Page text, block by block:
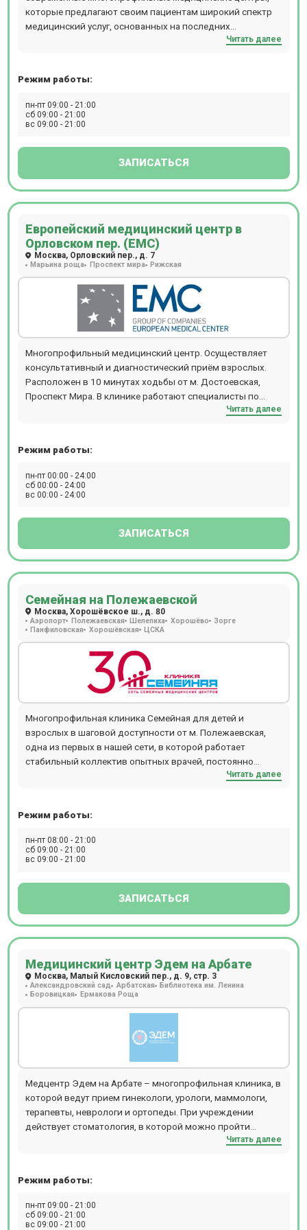
получить современный протокол лечения. Врачи
составляют схемы лечения, опираясь на анамнез,
возраст, пол, антропометрические показатели и другие
программы диспансеризации, рассчитанные на
новорожденных до пожилых людей. Полное
поликлиническое обслуживание, предлагаемое клиникой
которые предлагают своим пациентам широкий спектр
медицинский услуг, основанных на последних
достижениях медицины и стандартах. Приоритетными
ведут прием дерматологи, терапевты, выполняют все
оборудовании.
Читать далее
Режим работы:
пн-пт 09:00 - 21:00
сб 09:00 - 21:00
вс 09:00 - 21:00
ЗАПИСАТЬСЯ
Европейский медицинский центр в
Орловском пер. (ЕМС)
Москва, Орловский пер., д. 7
Марьина роща Проспект мира Рижская
Многопрофильный медицинский центр. Осуществляет
консультативный и диагностический приём взрослых.
Расположен в 10 минутах ходьбы от м. Достоевская,
Проспект Мира. В клинике работают специалисты по
Читать далее
Режим работы:
пн-пт 00:00 - 24:00
сб 00:00 - 24:00
вс 00:00 - 24:00
ЗАПИСАТЬСЯ
Семейная на Полежаевской
Москва, Хорошёвское ш., д. 80
Аэропорт Полежаевская Шелепиха Хорошёво
Зорге
Панфиловская Хорошёвская ЦСКА
Многопрофильная клиника Семейная для детей и
взрослых в шаговой доступности от м. Полежаевская,
одна из первых в нашей сети, в которой работает
стабильный коллектив опытных врачей, постоянно
совершенствующих свою квалификацию, с большим
спектром направлений лечения: гинекология (ведение
аллергология (кожные пробы, специфическая терапия),
дерматология и косметология (аппаратные и
кожи, лимфоузлов, щитовидной железы, молочной
индивидуальных стелек) и т.д. В отделении проводятся
следующие виды диагностических мероприятий:
цифровой рентген, в т.ч. рентгеноскопия пищевода и
желудка, маммография, УЗИ, эндоскопия, ЭКГ, Холтер,
цистоскопия. Ежедневно открыт лабораторный кабинет
исследования, аллергологический метод,
микроскопический метод, микробиологическая
диагностика), проводится вакцинация для взрослых и
детей. Пациентам доступен вызов на дом врача или
младшего медицинского персонала. Детское отделение
представлено следующими специалистами: педиатры,
открыто отделение реабилитации, в котором
мануальной терапии, рефлексотерапии, а также
современное оборудование для лечения урологических
Читать далее
Режим работы:
пн-пт 08:00 - 21:00
сб 09:00 - 21:00
вс 09:00 - 21:00
ЗАПИСАТЬСЯ
Медицинский центр Эдем на Арбате
Москва, Малый Кисловский пер., д. 9, стр. 3
Александровский сад Арбатская
Библиотека им. Ленина
Боровицкая
Ермакова Роща
Медцентр Эдем на Арбате – многопрофильная клиника, в
которой ведут прием гинекологи, урологи, маммологи,
терапевты, неврологи и ортопеды. При учреждении
действует стоматология, в которой можно пройти
любые процедуры – от лечения поверхностного кариеса
осуществляется по предварительной записи.
Читать далее
Режим работы:
пн-пт 09:00 - 21:00
сб 09:00 - 21:00
вс 09:00 - 21:00